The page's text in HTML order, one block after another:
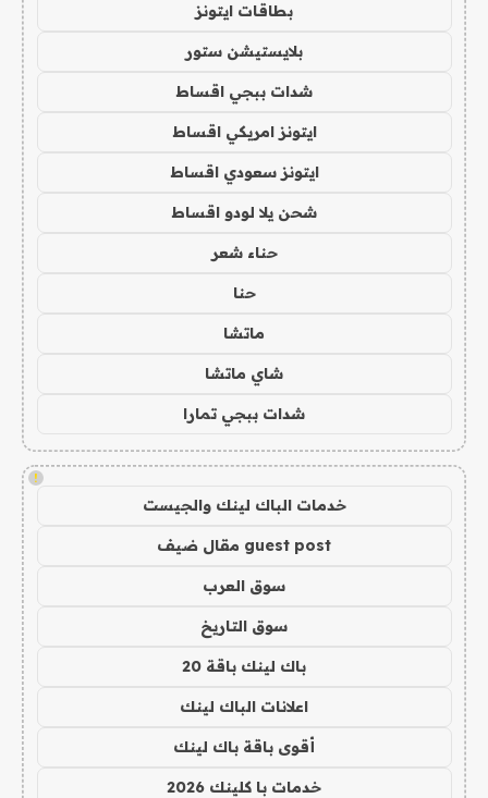
بطاقات ايتونز
بلايستيشن ستور
شدات ببجي اقساط
ايتونز امريكي اقساط
ايتونز سعودي اقساط
شحن يلا لودو اقساط
حناء شعر
حنا
ماتشا
شاي ماتشا
شدات ببجي تمارا
!
خدمات الباك لينك والجيست
guest post مقال ضيف
سوق العرب
سوق التاريخ
باك لينك باقة 20
اعلانات الباك لينك
أقوى باقة باك لينك
خدمات با كلينك 2026